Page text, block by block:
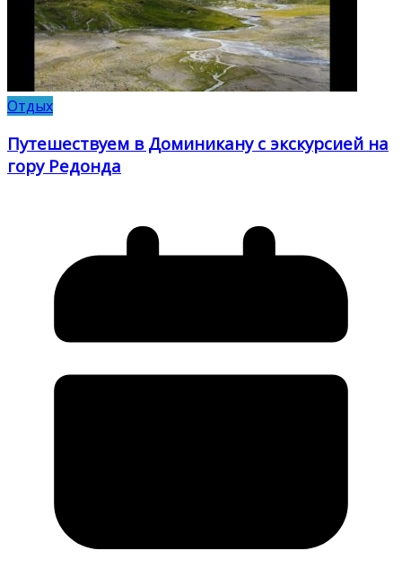
Отдых
Путешествуем в Доминикану с экскурсией на
гору Редонда